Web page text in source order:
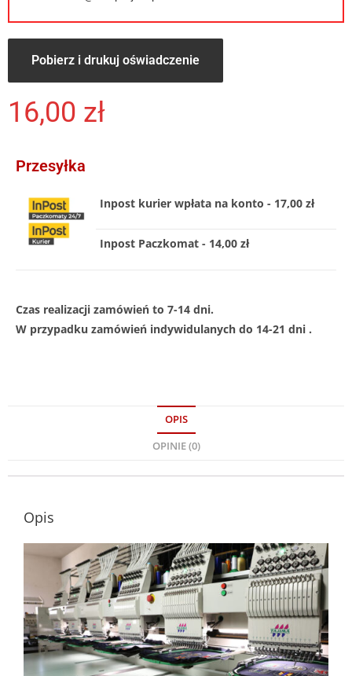
Pobierz i drukuj oświadczenie
16,00 zł
Przesyłka
Inpost kurier wpłata na konto - 17,00 zł
Inpost Paczkomat - 14,00 zł
Czas realizacji zamówień to 7-14 dni.
W przypadku zamówień indywidulanych do 14-21 dni .
OPIS
OPINIE (0)
Opis